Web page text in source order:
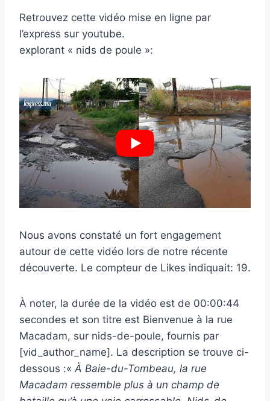
Retrouvez cette vidéo mise en ligne par
l’express sur youtube.
explorant « nids de poule »:
Nous avons constaté un fort engagement
autour de cette vidéo lors de notre récente
découverte. Le compteur de Likes indiquait: 19.
À noter, la durée de la vidéo est de 00:00:44
secondes et son titre est Bienvenue à la rue
Macadam, sur nids-de-poule, fournis par
[vid_author_name]. La description se trouve ci-
dessous :« À Baie-du-Tombeau, la rue
Macadam ressemble plus à un champ de